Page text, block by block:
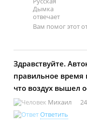
Вам помог этот
Здравствуйте.
правильное время
что воздух вышел
Михаил
Ответить